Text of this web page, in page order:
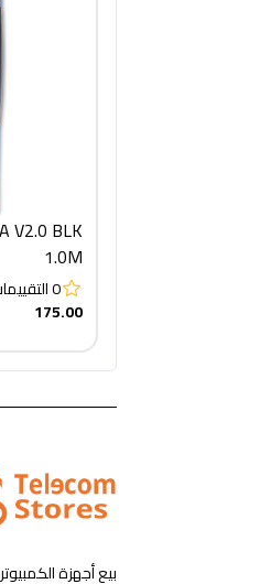
V2.0 BLK
1.0M
0
175.00
بيع أجهزة